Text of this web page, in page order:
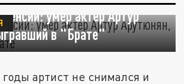
умер актёр Артур
в "Брате"
артист не снимался и